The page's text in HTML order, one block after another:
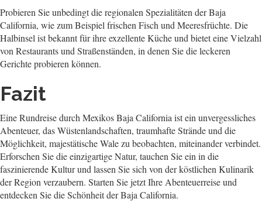
Probieren Sie unbedingt die regionalen Spezialitäten der Baja
California, wie zum Beispiel frischen Fisch und Meeresfrüchte. Die
Halbinsel ist bekannt für ihre exzellente Küche und bietet eine Vielzahl
von Restaurants und Straßenständen, in denen Sie die leckeren
Gerichte probieren können.
Fazit
Eine Rundreise durch Mexikos Baja California ist ein unvergessliches
Abenteuer, das Wüstenlandschaften, traumhafte Strände und die
Möglichkeit, majestätische Wale zu beobachten, miteinander verbindet.
Erforschen Sie die einzigartige Natur, tauchen Sie ein in die
faszinierende Kultur und lassen Sie sich von der köstlichen Kulinarik
der Region verzaubern. Starten Sie jetzt Ihre Abenteuerreise und
entdecken Sie die Schönheit der Baja California.